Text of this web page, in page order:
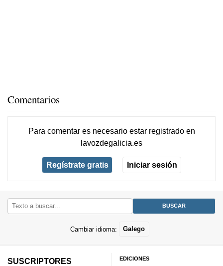
Comentarios
Para comentar es necesario estar registradoen
lavozdegalicia.es
Regístrate gratis Iniciar sesión
Cambiar idioma: Galego
SUSCRIPTORES
EDICIONES